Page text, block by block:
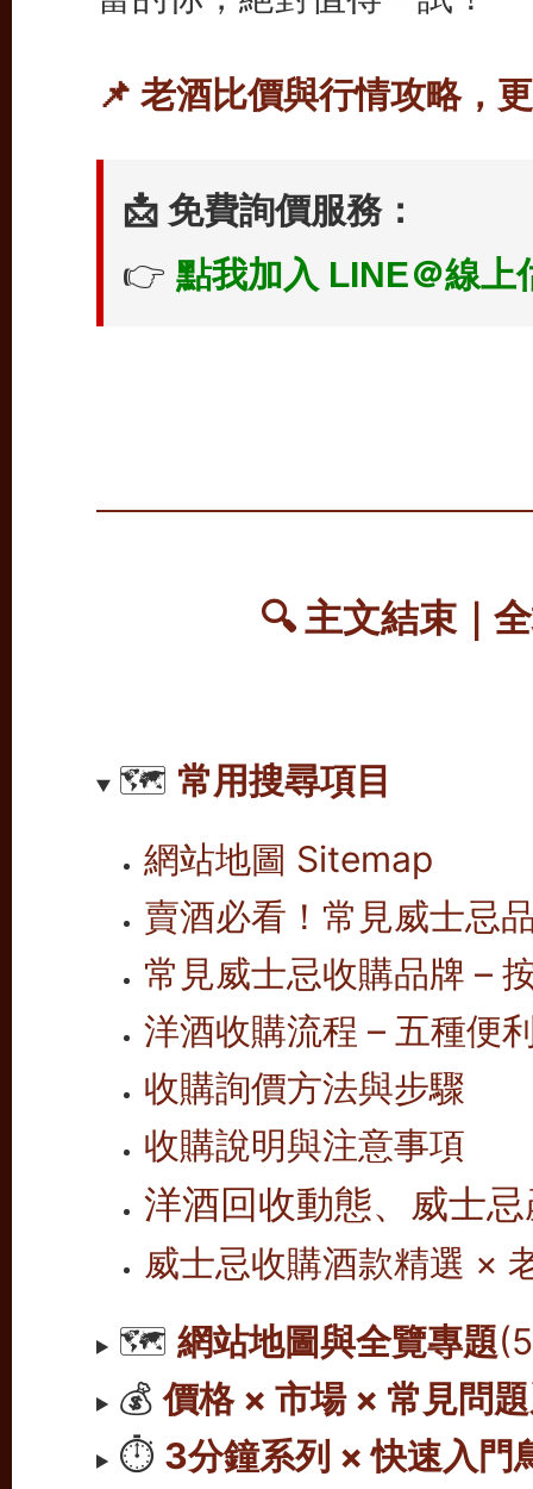
📌 老酒比價與行情攻略，
📩 免費詢價服務：
👉 點我加入 LINE＠線上
🔍 主文結束｜
🗺️ 常用搜尋項目
網站地圖 Sitemap
賣酒必看！常見威士忌
常見威士忌收購品牌 –
洋酒收購流程 – 五種便
收購詢價方法與步驟
收購說明與注意事項
洋酒回收動態、威士
威士忌收購酒款精選 ×
🗺️網站地圖與全覽專題
💰價格 × 市場 × 常見問
⏱️ 3分鐘系列 × 快速入門